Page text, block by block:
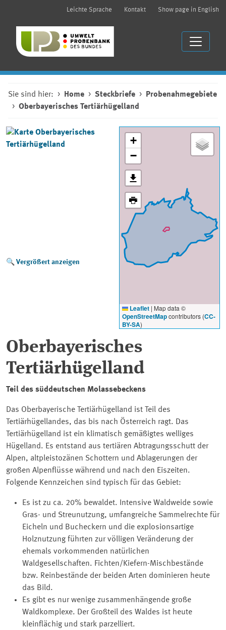
Leichte Sprache Kontakt Show page in English
Sie sind hier: Home Steckbriefe
Probenahmegebiete
Oberbayerisches Tertiärhügelland
Vergrößert anzeigen
+
−
Leaflet | Map data ©
OpenStreetMapcontributors (CC-
BY-SA)
Oberbayerisches
Tertiärhügelland
Teil des süddeutschen Molassebeckens
Das Oberbayerische Tertiärhügelland ist Teil des
Tertiärhügellandes, das bis nach Österreich ragt. Das
Tertiärhügelland ist ein klimatisch gemäßigtes welliges
Hügelland. Es entstand aus tertiären Abtragungsschutt der
Alpen, altpleistozänen Schottern und Ablagerungen der
großen Alpenflüsse während und nach den Eiszeiten.
Folgende Kennzeichen sind typisch für das Gebiet:
Es ist zu ca. 20% bewaldet. Intensive Waldweide sowie
Gras- und Streunutzung, umfangreiche Sammelrechte für
Eicheln und Bucheckern und die explosionsartige
Holznutzung führten zur völligen Veränderung der
ehemals vorkommenden natürlichen
Waldgesellschaften. Fichten/Kiefern-Mischbestände
bzw. Reinbestände der beiden Arten dominieren heute
das Bild.
Es gibt es nur wenige zusammenhängende große
Waldkomplexe. Der Großteil des Waldes ist heute
kleinflächig und stark parzelliert.